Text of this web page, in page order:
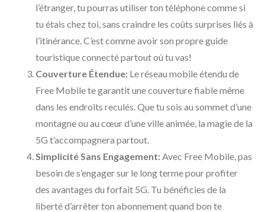
l’étranger, tu pourras utiliser ton téléphone comme si
tu étais chez toi, sans craindre les coûts surprises liés à
l’itinérance. C’est comme avoir son propre guide
touristique connecté partout où tu vas!
Couverture Étendue: Le réseau mobile étendu de
Free Mobile te garantit une couverture fiable même
dans les endroits reculés. Que tu sois au sommet d’une
montagne ou au cœur d’une ville animée, la magie de la
5G t’accompagnera partout.
Simplicité Sans Engagement:Avec Free Mobile, pas
besoin de s’engager sur le long terme pour profiter
des avantages du forfait 5G. Tu bénéficies de la
liberté d’arrêter ton abonnement quand bon te